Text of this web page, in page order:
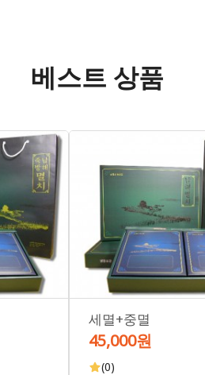
베스트 상품
세멸+중멸
45,000원
(0)